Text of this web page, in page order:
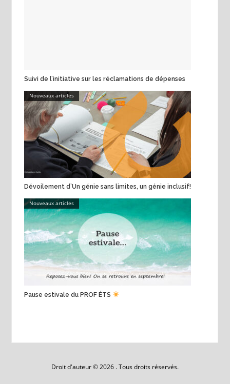
Suivi de l’initiative sur les réclamations de dépenses
Nouveaux articles
Dévoilement d’Un génie sans limites, un génie inclusif!
Nouveaux articles
Pause estivale du PROF ÉTS
Droit d'auteur © 2026 . Tous droits réservés.